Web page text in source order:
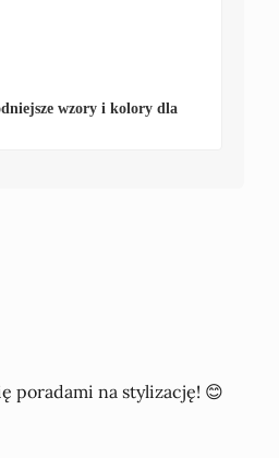
wzory i kolory dla
poradami na stylizację! 😊